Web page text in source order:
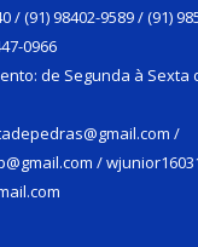
/ (91) 98402-9589 / (91)
0966
de Segunda à Sexta
/
/